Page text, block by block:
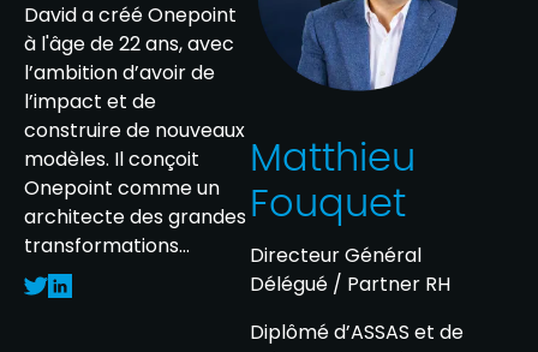
David a créé Onepoint
à l'âge de 22 ans, avec
l’ambition d’avoir de
l’impact et de
construire de nouveaux
modèles. Il conçoit
Onepoint comme un
architecte des grandes
transformations…
Matthieu
Fouquet
Directeur Général
Délégué / Partner RH
Diplômé d’ASSAS et de